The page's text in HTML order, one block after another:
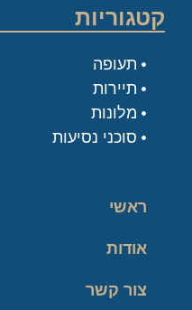
קטגוריות
תעופה
תיירות
מלונות
סוכני נסיעות
ראשי
אודות
צור קשר